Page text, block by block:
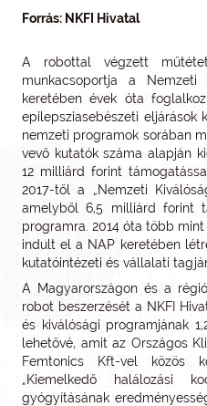
Forrás: NKFI Hivatal
A robottal végzett
munkacsoportja a Nemzeti
keretében évek óta
epilepsziasebészeti eljárások
nemzeti programok sorában
vevő kutatók száma alapján
12 milliárd forint
2017-től a „Nemzeti
amelyből 6,5 milliárd forint
programra. 2014 óta több
indult el a NAP keretében
kutatóintézeti és vállalati
A Magyarországon és a
robot beszerzését a NKFI
és kiválósági programjának
lehetővé, amit az Országos
Femtonics Kft-vel közös
„Kiemelkedő halálozási
gyógyításának